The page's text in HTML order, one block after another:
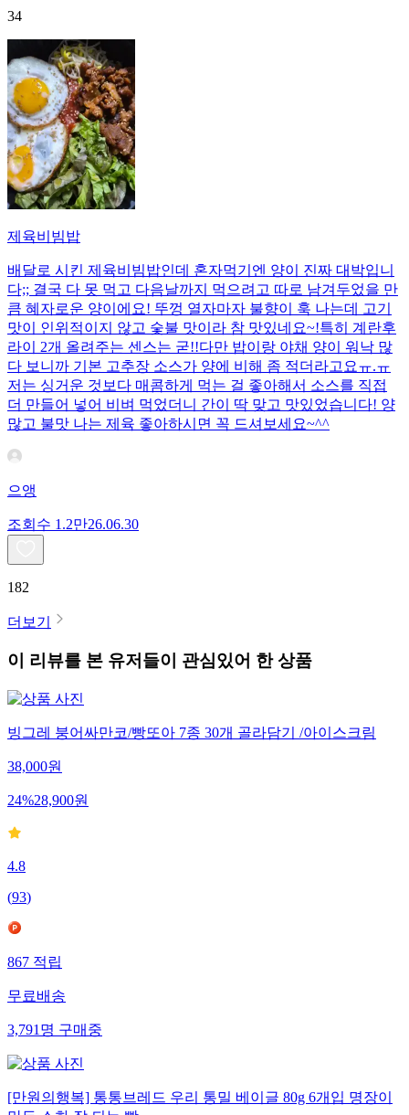
34
제육비빔밥
배달로 시킨 제육비빔밥인데 혼자먹기엔 양이 진짜 대박입니
다;; 결국 다 못 먹고 다음날까지 먹으려고 따로 남겨두었을 만
큼 혜자로운 양이에요! 뚜껑 열자마자 불향이 훅 나는데 고기
맛이 인위적이지 않고 숯불 맛이라 참 맛있네요~!특히 계란후
라이 2개 올려주는 센스는 굳!! ​다만 밥이랑 야채 양이 워낙 많
다 보니까 기본 고추장 소스가 양에 비해 좀 적더라고요ㅠ.ㅠ
저는 싱거운 것보다 매콤하게 먹는 걸 좋아해서 소스를 직접
더 만들어 넣어 비벼 먹었더니 간이 딱 맞고 맛있었습니다! 양
많고 불맛 나는 제육 좋아하시면 꼭 드셔보세요~^^
으앵
조회수 1.2만26.06.30
182
더보기
이 리뷰를 본 유저들이 관심있어 한 상품
빙그레 붕어싸만코/빵또아 7종 30개 골라담기 /아이스크림
38,000원
24%28,900원
4.8
(93)
867 적립
무료배송
3,791 명 구매중
[만원의행복] 통통브레드 우리 통밀 베이글 80g 6개입 명장이